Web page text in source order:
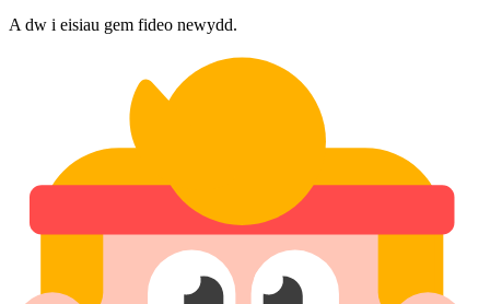
A dw i eisiau gem fideo newydd.